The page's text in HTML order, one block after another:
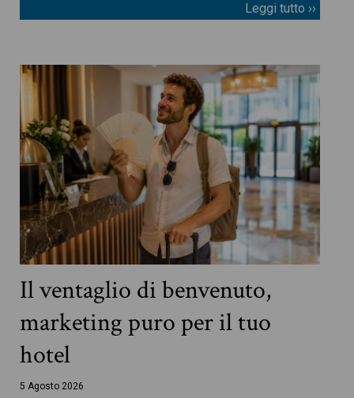
Leggi tutto ››
Il ventaglio di benvenuto,
marketing puro per il tuo
hotel
5 Agosto 2026